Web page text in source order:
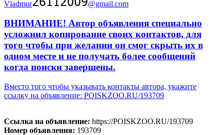
Vladmur
@gmail.com
ВНИМАНИЕ! Автор объявления специально
усложнил копирование своих контактов, для
того чтобы при желании он смог скрыть их в
одном месте и не получать более сообщений
когда поиски завершены.
Вместо того чтобы указывать контакты автора, укажите
ссылку на объявление: POISKZOO.RU/193709
Ссылка на объявление: https://POISKZOO.RU/193709
Номер объявления: 193709